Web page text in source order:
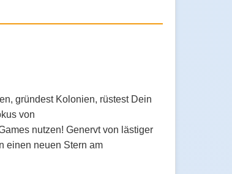
gründest Kolonien, rüstest Dein
von
nutzen! Genervt von lästiger
einen neuen Stern am